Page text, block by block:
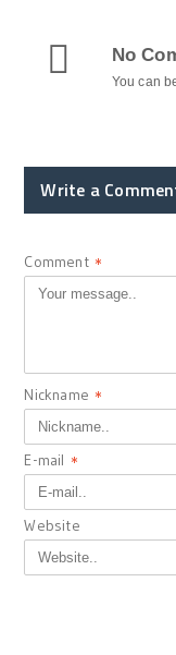
No
You can
Write a
Comment *
Nickname *
E-mail *
Website